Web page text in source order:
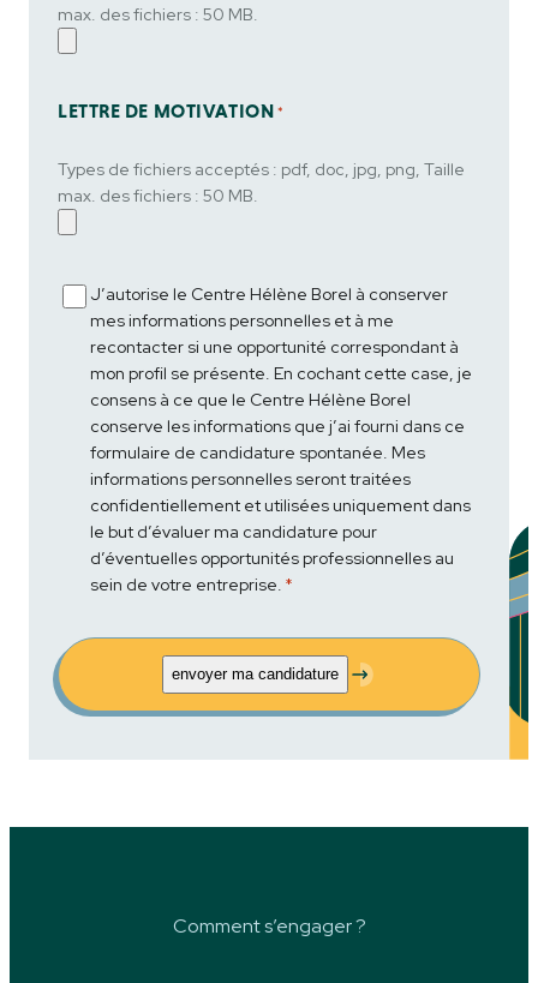
max. des fichiers : 50 MB.
LETTRE DE MOTIVATION *
Types de fichiers acceptés : pdf, doc, jpg, png, Taille
max. des fichiers : 50 MB.
J’autorise le Centre Hélène Borel à conserver
mes informations personnelles et à me
recontacter si une opportunité correspondant à
mon profil se présente. En cochant cette case, je
consens à ce que le Centre Hélène Borel
conserve les informations que j’ai fourni dans ce
formulaire de candidature spontanée. Mes
informations personnelles seront traitées
confidentiellement et utilisées uniquement dans
le but d’évaluer ma candidature pour
d’éventuelles opportunités professionnelles au
sein de votre entreprise. *
Comment s’engager ?